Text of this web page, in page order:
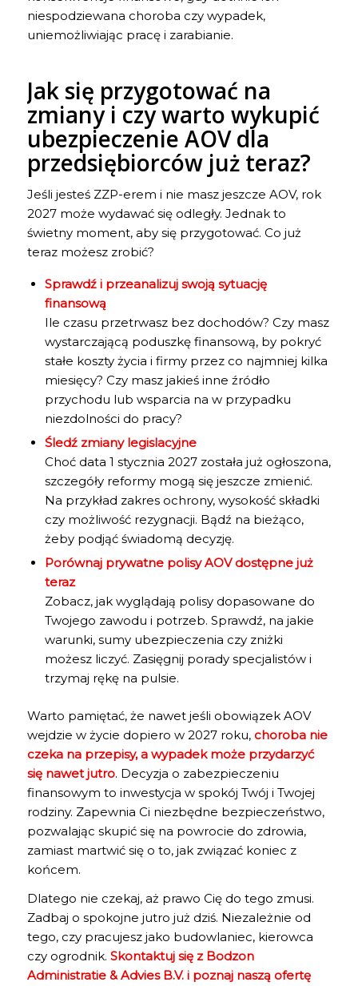
niespodziewana choroba czy wypadek,
uniemożliwiając pracę i zarabianie.
Jak się przygotować na
zmiany i czy warto wykupić
ubezpieczenie AOV dla
przedsiębiorców już teraz?
Jeśli jesteś ZZP-erem i nie masz jeszcze AOV, rok
2027 może wydawać się odległy. Jednak to
świetny moment, aby się przygotować. Co już
teraz możesz zrobić?
Sprawdź i przeanalizuj swoją sytuację
finansową
Ile czasu przetrwasz bez dochodów? Czy masz
wystarczającą poduszkę finansową, by pokryć
stałe koszty życia i firmy przez co najmniej kilka
miesięcy? Czy masz jakieś inne źródło
przychodu lub wsparcia na w przypadku
niezdolności do pracy?
Śledź zmiany legislacyjne
Choć data 1 stycznia 2027 została już ogłoszona,
szczegóły reformy mogą się jeszcze zmienić.
Na przykład zakres ochrony, wysokość składki
czy możliwość rezygnacji. Bądź na bieżąco,
żeby podjąć świadomą decyzję.
Porównaj prywatne polisy AOV dostępne już
teraz
Zobacz, jak wyglądają polisy dopasowane do
Twojego zawodu i potrzeb. Sprawdź, na jakie
warunki, sumy ubezpieczenia czy zniżki
możesz liczyć. Zasięgnij porady specjalistów i
trzymaj rękę na pulsie.
Warto pamiętać, że nawet jeśli obowiązek AOV
wejdzie w życie dopiero w 2027 roku, choroba nie
czeka na przepisy, a wypadek może przydarzyć
się nawet jutro. Decyzja o zabezpieczeniu
finansowym to inwestycja w spokój Twój i Twojej
rodziny. Zapewnia Ci niezbędne bezpieczeństwo,
pozwalając skupić się na powrocie do zdrowia,
zamiast martwić się o to, jak związać koniec z
końcem.
Dlatego nie czekaj, aż prawo Cię do tego zmusi.
Zadbaj o spokojne jutro już dziś. Niezależnie od
tego, czy pracujesz jako budowlaniec, kierowca
czy ogrodnik. Skontaktuj się z Bodzon
Administratie & Advies B.V.i poznaj naszą ofertę